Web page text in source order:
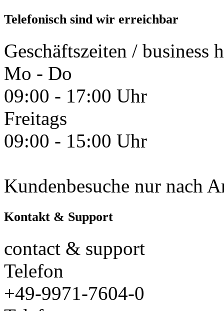
Telefonisch sind wir erreichbar
Geschäftszeiten / business
Mo - Do
09:00 - 17:00 Uhr
Freitags
09:00 - 15:00 Uhr
Kundenbesuche nur nach
Kontakt & Support
contact & support
Telefon
+49-9971-7604-0